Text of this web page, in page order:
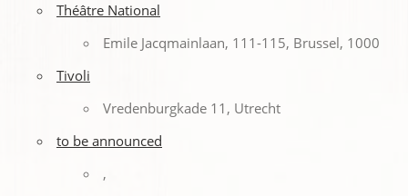
Théâtre National
Emile Jacqmainlaan, 111-115, Brussel, 1000
Tivoli
Vredenburgkade 11, Utrecht
to be announced
,